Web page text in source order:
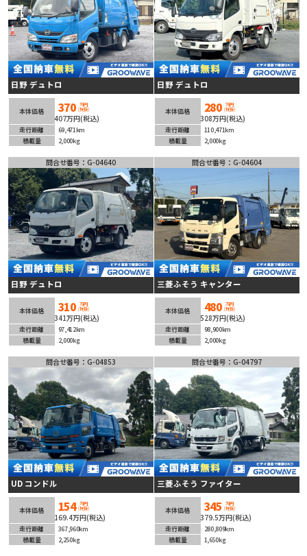
日野 デュトロ
本体価格 370 万円
(税抜)
407万円(税込)
走行距離
69,471km
積載量
2,000kg
日野 デュトロ
本体価格 280 万円
(税抜)
308万円(税込)
走行距離
110,471km
積載量
2,000kg
問合せ番号：G-04640
日野 デュトロ
本体価格 310 万円
(税抜)
341万円(税込)
走行距離
97,412km
積載量
2,000kg
問合せ番号：G-04604
三菱ふそう キャンター
本体価格 480 万円
(税抜)
528万円(税込)
走行距離
98,900km
積載量
2,000kg
問合せ番号：G-04853
UD コンドル
本体価格 154 万円
(税抜)
169.4万円(税込)
走行距離
367,960km
積載量
2,250kg
問合せ番号：G-04797
三菱ふそう ファイター
本体価格 345 万円
(税抜)
379.5万円(税込)
走行距離
280,809km
積載量
1,650kg